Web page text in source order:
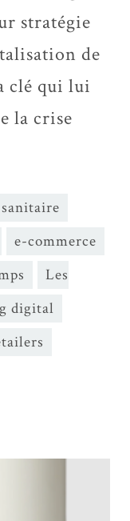
stratégie
de
clé qui lui
la crise
e-commerce
Les
digital